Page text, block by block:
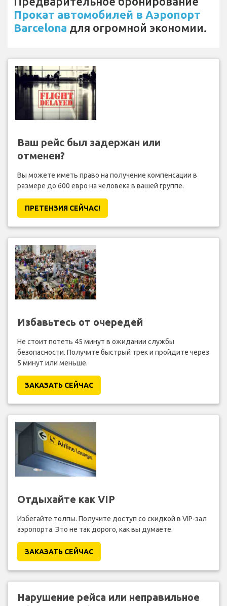
Прокат автомобилей в Аэропорт
Barcelona для огромной экономии.
Ваш рейс был задержан или
отменен?
Вы можете иметь право на получение компенсации в
размере до 600 евро на человека в вашей группе.
ПРЕТЕНЗИЯ CЕЙЧАС!
Избавьтесь от очередей
Не стоит потеть 45 минут в ожидании службы
безопасности. Получите быстрый трек и пройдите через
5 минут или меньше.
ЗАКАЗАТЬ СЕЙЧАС
Отдыхайте как VIP
Избегайте толпы. Получите доступ со скидкой в VIP-зал
аэропорта. Это не так дорого, как вы думаете.
ЗАКАЗАТЬ СЕЙЧАС
Нарушение рейса или неправильное